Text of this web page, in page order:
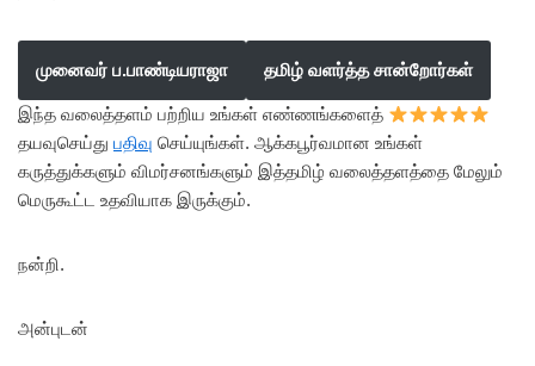
முனைவர் ப.பாண்டியராஜா தமிழ் வளர்த்த சான்றோர்கள்
இந்த வலைத்தளம் பற்றிய உங்கள் எண்ணங்களைத்
தயவுசெய்து பதிவு செய்யுங்கள். ஆக்கபூர்வமான உங்கள்
கருத்துக்களும் விமர்சனங்களும் இத்தமிழ் வலைத்தளத்தை மேலும்
மெருகூட்ட உதவியாக இருக்கும்.
நன்றி.
அன்புடன்